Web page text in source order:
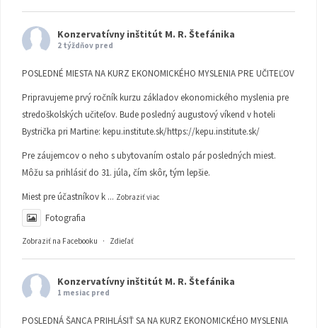
Konzervatívny inštitút M. R. Štefánika
2 týždňov pred
POSLEDNÉ MIESTA NA KURZ EKONOMICKÉHO MYSLENIA PRE UČITEĽOV
Pripravujeme prvý ročník kurzu základov ekonomického myslenia pre
stredoškolských učiteľov. Bude posledný augustový víkend v hoteli
Bystrička pri Martine: kepu.institute.sk/https://kepu.institute.sk/
Pre záujemcov o neho s ubytovaním ostalo pár posledných miest.
Môžu sa prihlásiť do 31. júla, čím skôr, tým lepšie.
Miest pre účastníkov k ... Zobraziť viac
Fotografia
Zobraziť na Facebooku · Zdieľať
Konzervatívny inštitút M. R. Štefánika
1 mesiac pred
POSLEDNÁ ŠANCA PRIHLÁSIŤ SA NA KURZ EKONOMICKÉHO MYSLENIA